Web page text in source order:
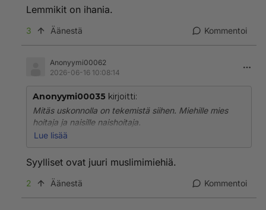
Lemmikit on ihania.
3 Äänestä Kommentoi
Anonyymi00062
2026-06-16 10:08:14
Anonyymi00035 kirjoitti:
Mitäs uskonnolla on tekemistä siihen. Miehille mies
hoitaja ja naisille naishoitaja.
Virkavallan puolesta ongelma on hoidettu siten, että
Ruotsissa on poliisipartiossa mies ja nainen, koska
Lue lisää
Syylliset ovat juuri muslimimiehiä.
2 Äänestä Kommentoi